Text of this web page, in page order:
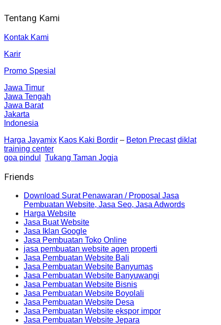
Tentang Kami
Kontak Kami
Karir
Promo Spesial
Jawa Timur
Jawa Tengah
Jawa Barat
Jakarta
Indonesia
Harga Jayamix Kaos Kaki Bordir – Beton Precast diklat
training center
goa pindul
Tukang Taman Jogja
Friends
Download Surat Penawaran / Proposal Jasa
Pembuatan Website, Jasa Seo, Jasa Adwords
Harga Website
Jasa Buat Website
Jasa Iklan Google
Jasa Pembuatan Toko Online
jasa pembuatan website agen properti
Jasa Pembuatan Website Bali
Jasa Pembuatan Website Banyumas
Jasa Pembuatan Website Banyuwangi
Jasa Pembuatan Website Bisnis
Jasa Pembuatan Website Boyolali
Jasa Pembuatan Website Desa
Jasa Pembuatan Website ekspor impor
Jasa Pembuatan Website Jepara